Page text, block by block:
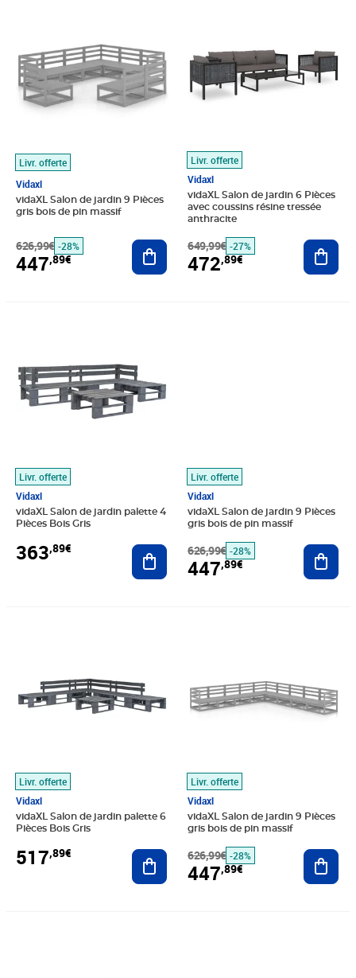
Livr. offerte
Vidaxl
vidaXL Salon de jardin 9 Pièces
gris bois de pin massif
626,99€ -28%
447,89€
Ajouter au panier
Livr. offerte
Vidaxl
vidaXL Salon de jardin 6 Pièces
avec coussins résine tressée
anthracite
649,99€ -27%
472,89€
Livr. offerte
Vidaxl
vidaXL Salon de jardin palette 4
Pièces Bois Gris
363,89€ Ajouter au panier
Livr. offerte
Vidaxl
vidaXL Salon de jardin 9 Pièces
gris bois de pin massif
626,99€ -28%
447,89€
Livr. offerte
Vidaxl
vidaXL Salon de jardin palette 6
Pièces Bois Gris
517,89€ Ajouter au panier
Livr. offerte
Vidaxl
vidaXL Salon de jardin 9 Pièces
gris bois de pin massif
626,99€ -28%
447,89€